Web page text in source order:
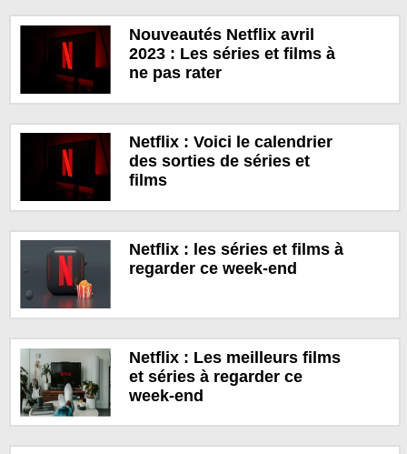
Nouveautés Netflix avril
2023 : Les séries et films à
ne pas rater
Netflix : Voici le calendrier
des sorties de séries et
films
Netflix : les séries et films à
regarder ce week-end
Netflix : Les meilleurs films
et séries à regarder ce
week-end